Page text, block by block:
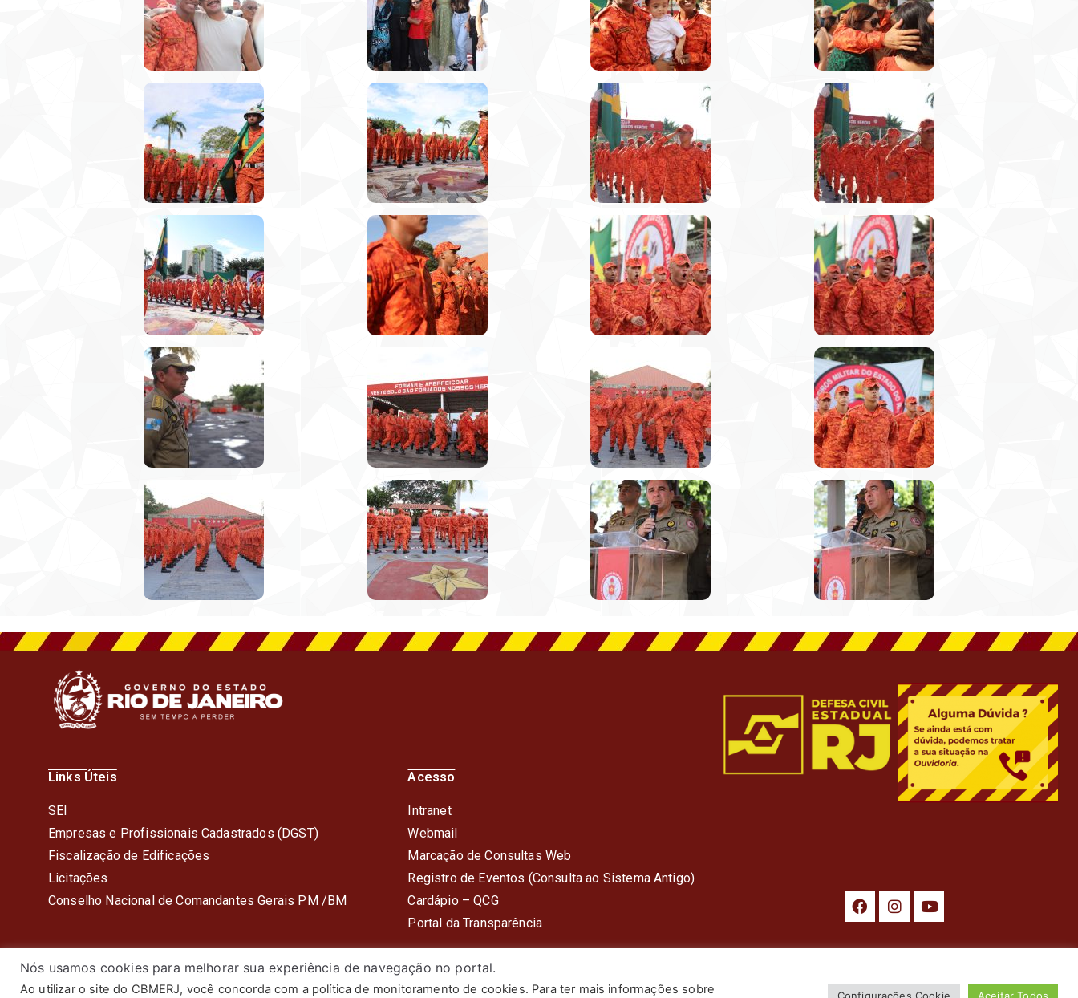
Links Úteis
SEI
Empresas e Profissionais Cadastrados (DGST)
Fiscalização de Edificações
Licitações
Conselho Nacional de Comandantes Gerais PM /BM
Acesso
Intranet
Webmail
Marcação de Consultas Web
Registro de Eventos (Consulta ao Sistema Antigo)
Cardápio – QCG
Portal da Transparência
Nós usamos cookies para melhorar sua experiência de navegação no portal.
Ao utilizar o site do CBMERJ, você concorda com a política de monitoramento de cookies. Para ter mais informações sobre